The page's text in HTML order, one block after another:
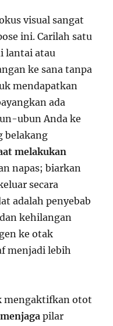
visual sangat
ini. Carilah satu
lantai atau
ke sana tanpa
mendapatkan
ada
ubun Anda ke
belakang
melakukan
napas; biarkan
secara
adalah penyebab
kehilangan
ke otak
menjadi lebih
mengaktifkan otot
pilar